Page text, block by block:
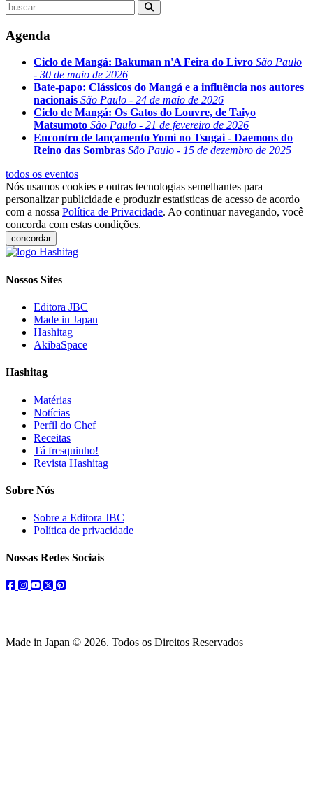
Agenda
Ciclo de Mangá: Bakuman n'A Feira do Livro São Paulo
- 30 de maio de 2026
Bate-papo: Clássicos do Mangá e a influência nos autores
nacionais São Paulo - 24 de maio de 2026
Ciclo de Mangá: Os Gatos do Louvre, de Taiyo
Matsumoto São Paulo - 21 de fevereiro de 2026
Encontro de lançamento Yomi no Tsugai - Daemons do
Reino das Sombras São Paulo - 15 de dezembro de 2025
todos os eventos
Nós usamos cookies e outras tecnologias semelhantes para
personalizar publicidade e produzir estatísticas de acesso de acordo
com a nossa Política de Privacidade. Ao continuar navegando, você
concorda com estas condições.
concordar
Nossos Sites
Editora JBC
Made in Japan
Hashitag
AkibaSpace
Hashitag
Matérias
Notícias
Perfil do Chef
Receitas
Tá fresquinho!
Revista Hashitag
Sobre Nós
Sobre a Editora JBC
Política de privacidade
Nossas Redes Sociais
facebook
instagram
youtube
twitterpinterest
Made in Japan © 2026. Todos os Direitos Reservados